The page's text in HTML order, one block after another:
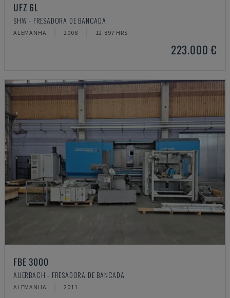
UFZ 6L
SHW - FRESADORA DE BANCADA
ALEMANHA 2008 12.897 HRS
223.000 €
FBE 3000
AUERBACH - FRESADORA DE BANCADA
ALEMANHA 2011